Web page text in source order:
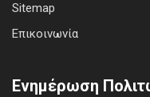
Sitemap
Επικοινωνία
Ενημέρωση